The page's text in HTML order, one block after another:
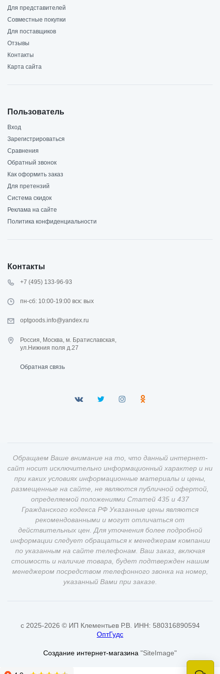
Для представителей
Совместные покупки
Для поставщиков
Отзывы
Контакты
Карта сайта
Пользователь
Вход
Зарегистрироваться
Сравнения
Обратный звонок
Как оформить заказ
Для претензий
Система скидок
Реклама на сайте
Политика конфиденциальности
Контакты
+7 (495) 133-96-93
пн-сб: 10:00-19:00 вск: вых
optgoods.info@yandex.ru
Россия, Москва, м. Братиславская,
ул.Нижния поля д.27
Обратная связь
Обращаем Ваше внимание на то, что данный интернет-
сайт носит исключительно информационный характер и ни
при каких условиях информационные материалы и цены,
размещенные на сайте, не являются публичной офертой,
определяемой положениями Статей 435 и 437
Гражданского кодекса РФ Указанные цены являются
рекомендованными и могут отличаться от
действительных цен. Для уточнения более подробной
информации следует обращаться к менеджерам компании
по указанным на сайте телефонам. Ваш заказ, включая
стоимость и наличие товара, будет подтвержден нашим
менеджером посредством телефонного звонка на номер,
указанный Вами при заказе.
c 2025-2026 © ИП Клементьев Р.В. ИНН: 580316890594
ОптГудс
Создание интернет-магазина "SiteImage"